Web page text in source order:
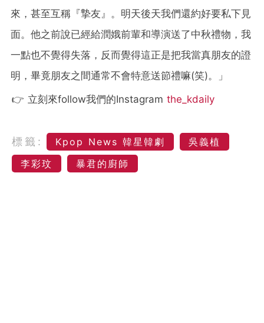
來，甚至互稱『摯友』。明天後天我們還約好要私下見
面。他之前說已經給潤娥前輩和導演送了中秋禮物，我
一點也不覺得失落，反而覺得這正是把我當真朋友的證
明，畢竟朋友之間通常不會特意送節禮嘛(笑)。」
👉 立刻來follow我們的Instagram the_kdaily
標籤: Kpop News 韓星韓劇
吳義植
李彩玟
暴君的廚師